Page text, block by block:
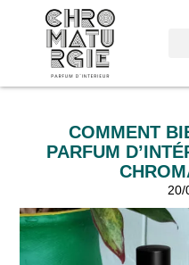
COMMENT
PARFUM
20/